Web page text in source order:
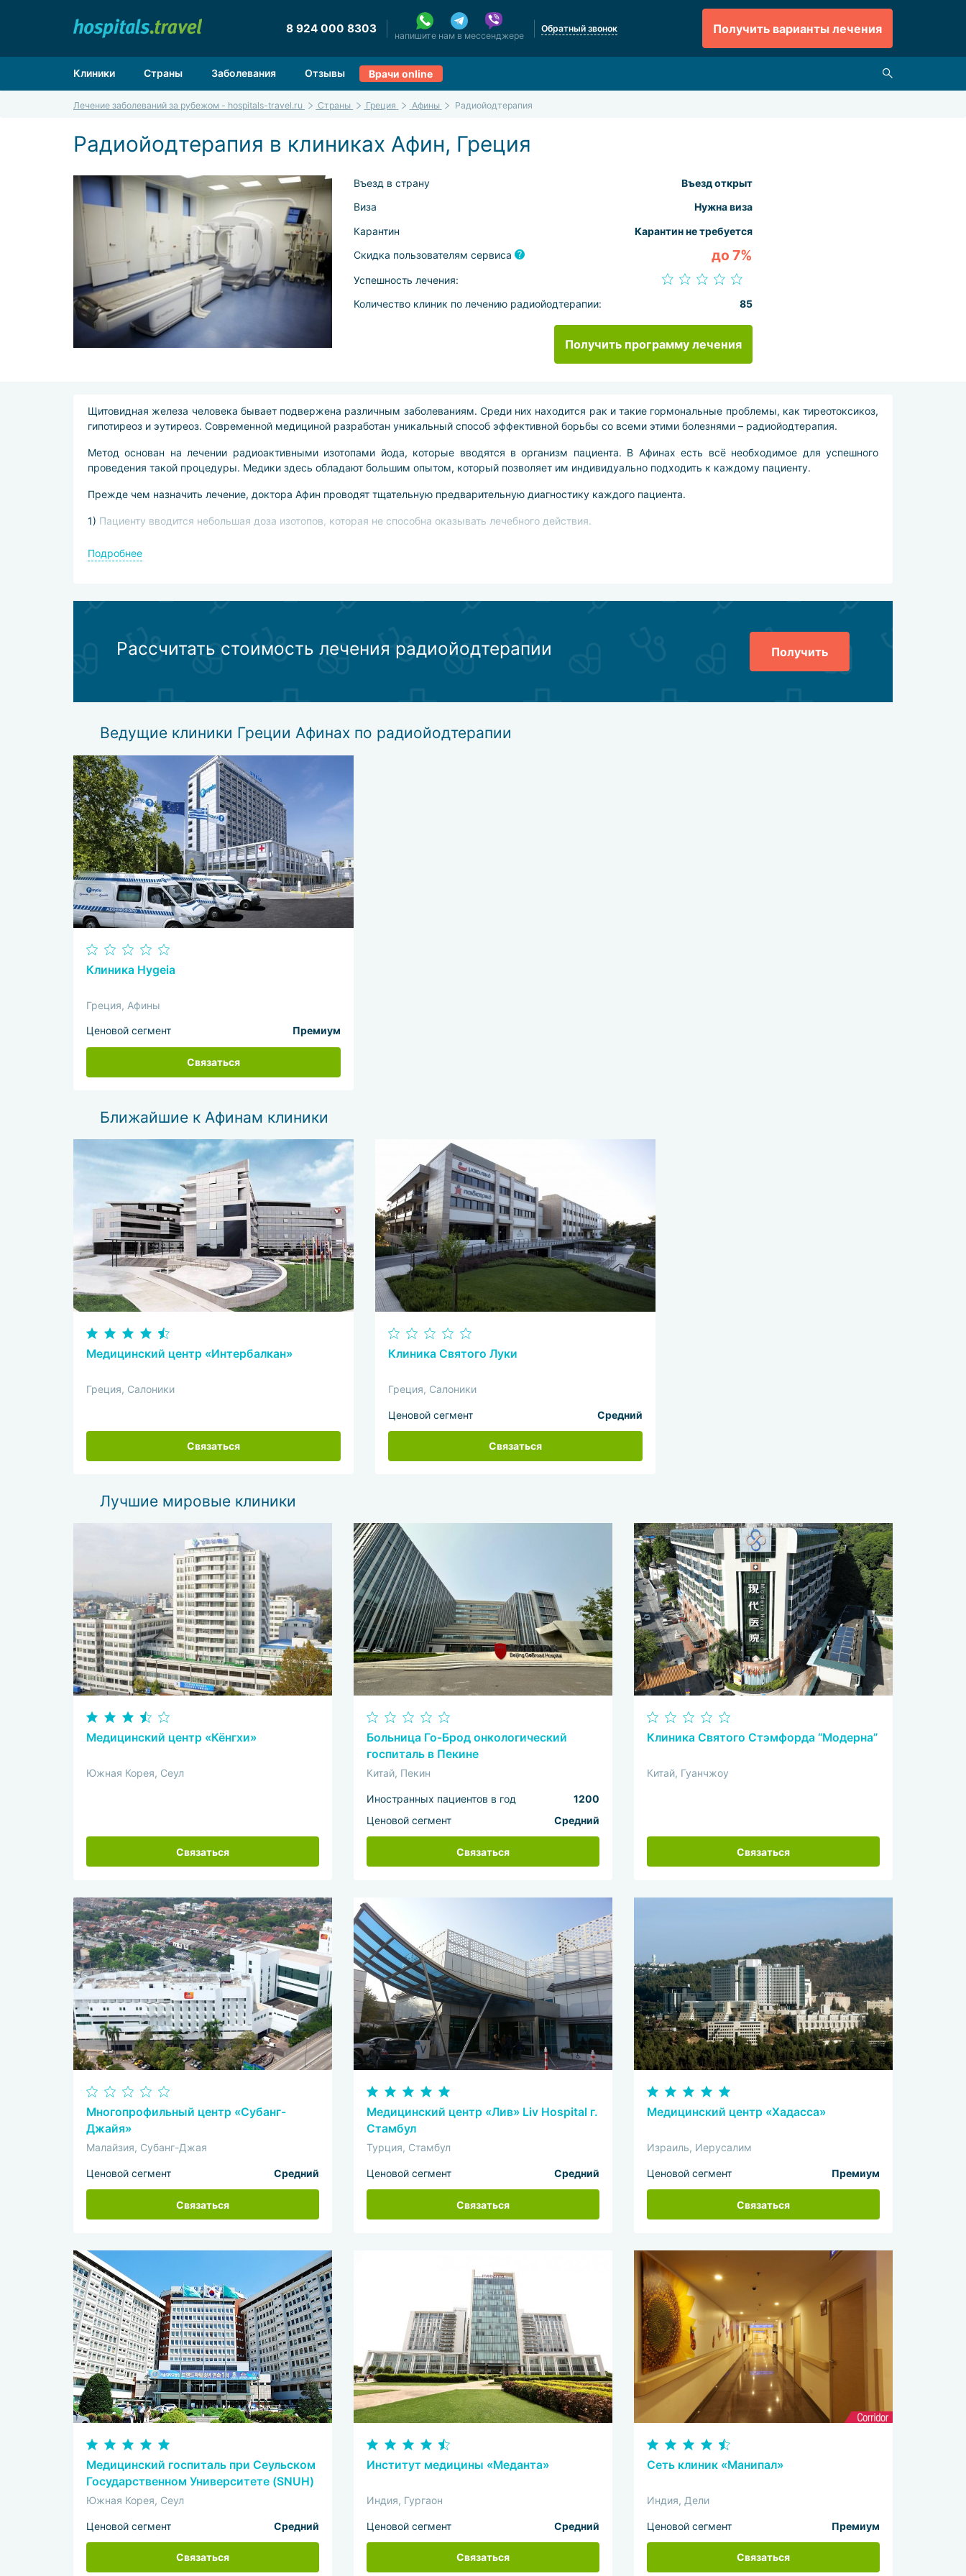
8 924 000 8303
напишите нам в мессенджере
Обратный звонок Получить варианты лечения
Клиники Страны Заболевания Отзывы Врачи online
Лечение заболеваний за рубежом - hospitals-travel.ru Страны Греция Афины Радиойодтерапия
Радиойодтерапия в клиниках Афин, Греция
Въезд в страну
Въезд открыт
Виза
Нужна виза
Карантин
Карантин не требуется
Скидка пользователям сервиса
до 7%
Успешность лечения:
Количество клиник по лечению радиойодтерапии:
85
Получить программу лечения
Щитовидная железа человека бывает подвержена различным заболеваниям. Среди них находится рак и такие гормональные проблемы, как тиреотоксикоз,
гипотиреоз и эутиреоз. Современной медициной разработан уникальный способ эффективной борьбы со всеми этими болезнями – радиойодтерапия.
Метод основан на лечении радиоактивными изотопами йода, которые вводятся в организм пациента. В Афинах есть всё необходимое для успешного
проведения такой процедуры. Медики здесь обладают большим опытом, который позволяет им индивидуально подходить к каждому пациенту.
Прежде чем назначить лечение, доктора Афин проводят тщательную предварительную диагностику каждого пациента.
Пациенту вводится небольшая доза изотопов, которая не способна оказывать лечебного действия.
Организм пациента сканируется.
В результате медики Афин узнают, какая дозировка радиоактивных изотопов будет наиболее результативна.
радиоактивный йод в двух формах:
Подробнее
Рассчитать стоимость лечения радиойодтерапии Получить
Ведущие клиники Греции Афинах по радиойодтерапии
Клиника Hygeia
Греция, Афины
Ценовой сегмент Премиум
Связаться
Ближайшие к Афинам клиники
Медицинский центр «Интербалкан»
Греция, Салоники
Связаться
Клиника Святого Луки
Греция, Салоники
Ценовой сегмент Средний
Связаться
Лучшие мировые клиники
Медицинский центр «Кёнгхи»
Южная Корея, Сеул
Связаться
Больница Го-Брод онкологический
госпиталь в Пекине
Китай, Пекин
Иностранных пациентов в год
1200
Ценовой сегмент
Средний
Связаться
Клиника Святого Стэмфорда “Модерна”
Китай, Гуанчжоу
Связаться
Многопрофильный центр «Субанг-
Джайя»
Малайзия, Субанг-Джая
Ценовой сегмент Средний
Связаться
Медицинский центр «Лив» Liv Hospital г.
Стамбул
Турция, Стамбул
Ценовой сегмент Средний
Связаться
Медицинский центр «Хадасса»
Израиль, Иерусалим
Ценовой сегмент Премиум
Связаться
Медицинский госпиталь при Сеульском
Государственном Университете (SNUH)
Южная Корея, Сеул
Ценовой сегмент Средний
Связаться
Институт медицины «Меданта»
Индия, Гургаон
Ценовой сегмент Средний
Связаться
Сеть клиник «Манипал»
Индия, Дели
Ценовой сегмент Премиум
Связаться